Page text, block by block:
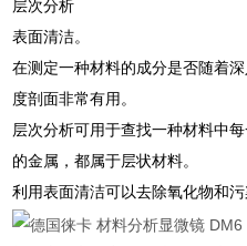
层次分析
表面清洁。
在测定一种材料的成分是否随着
度剖面非常有用。
层次分析可用于查找一种材料中
的金属，都属于层状材料。
利用表面清洁可以去除氧化物和污